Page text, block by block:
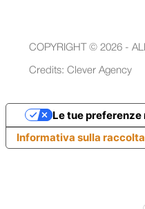
COPYRIGHT © 2026 -
Credits: Clever Agency
Informativa sulla raccolta
Le tue